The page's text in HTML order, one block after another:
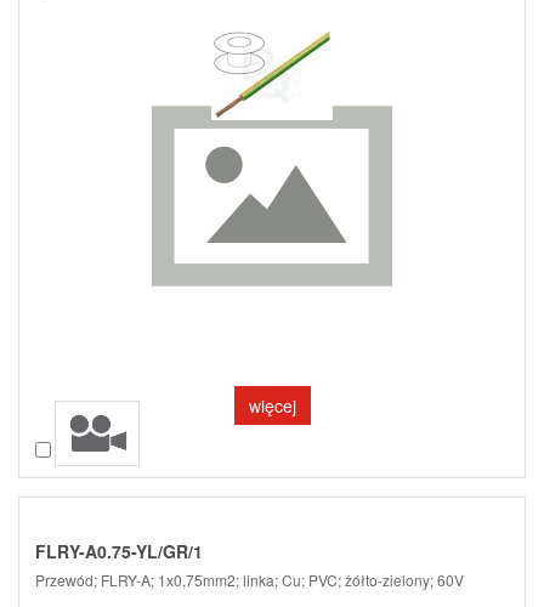
więcej
Porównaj
FLRY-A0.75-YL/GR/1
Przewód; FLRY-A; 1x0,75mm2; linka; Cu; PVC; żółto-zielony; 60V